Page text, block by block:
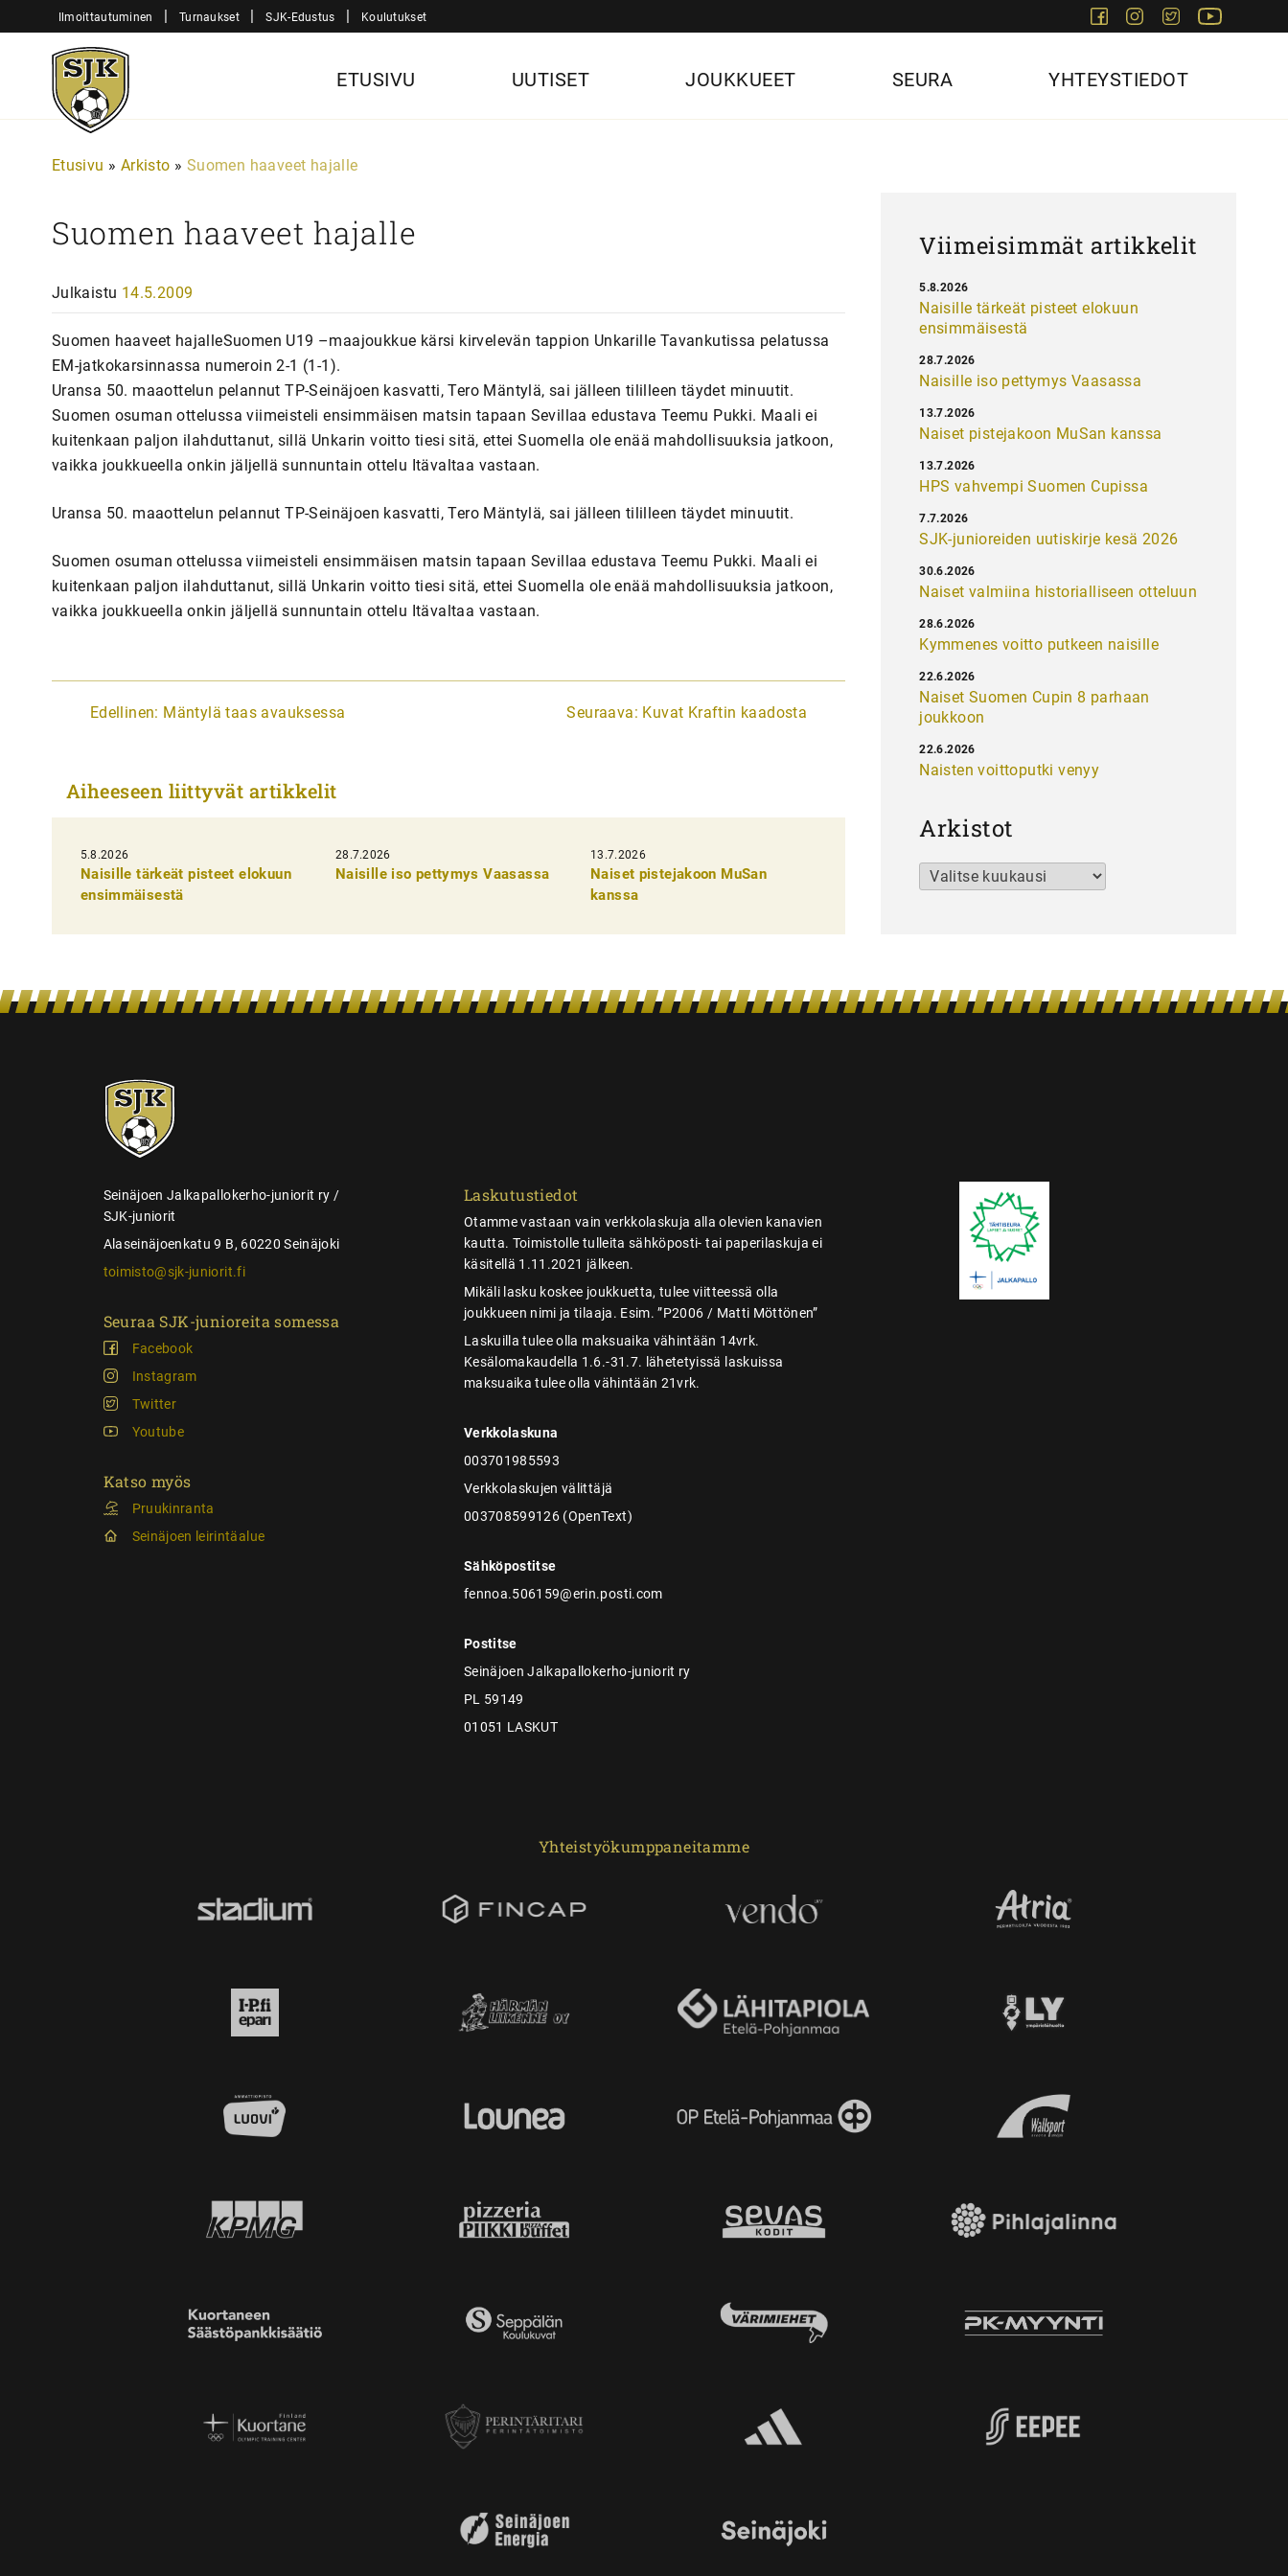
sisältöön
Ilmoittautuminen | Turnaukset | SJK-Edustus | Koulutukset FacebookInstagram
Twitter
Sjk-
Juniorit
ETUSIVU UUTISET JOUKKUEET SEURA YHTEYSTIEDOT
Etusivu » Arkisto » Suomen haaveet hajalle
Suomen haaveet hajalle
Julkaistu 14.5.2009
Suomen haaveet hajalleSuomen U19 –maajoukkue kärsi kirvelevän tappion Unkarille Tavankutissa pelatussa
EM-jatkokarsinnassa numeroin 2-1 (1-1).
Uransa 50. maaottelun pelannut TP-Seinäjoen kasvatti, Tero Mäntylä, sai jälleen tililleen täydet minuutit.
Suomen osuman ottelussa viimeisteli ensimmäisen matsin tapaan Sevillaa edustava Teemu Pukki. Maali ei
kuitenkaan paljon ilahduttanut, sillä Unkarin voitto tiesi sitä, ettei Suomella ole enää mahdollisuuksia jatkoon,
vaikka joukkueella onkin jäljellä sunnuntain ottelu Itävaltaa vastaan.
Uransa 50. maaottelun pelannut TP-Seinäjoen kasvatti, Tero Mäntylä, sai jälleen tililleen täydet minuutit.
Suomen osuman ottelussa viimeisteli ensimmäisen matsin tapaan Sevillaa edustava Teemu Pukki. Maali ei
kuitenkaan paljon ilahduttanut, sillä Unkarin voitto tiesi sitä, ettei Suomella ole enää mahdollisuuksia jatkoon,
vaikka joukkueella onkin jäljellä sunnuntain ottelu Itävaltaa vastaan.
A
i
k
e
n
Edellinen: Mäntylä taas avauksessa Seuraava: Kuvat Kraftin kaadosta
Aiheeseen liittyvät artikkelit
5.8.2026
Naisille tärkeät pisteet elokuun
ensimmäisestä
28.7.2026
Naisille iso pettymys Vaasassa
13.7.2026
Naiset pistejakoon MuSan
kanssa
Viimeisimmät artikkelit
Naisille tärkeät pisteet elokuun
ensimmäisestä
5.8.2026
Naisille iso pettymys Vaasassa
28.7.2026
Naiset pistejakoon MuSan kanssa
13.7.2026
HPS vahvempi Suomen Cupissa
13.7.2026
SJK-junioreiden uutiskirje kesä 2026
7.7.2026
Naiset valmiina historialliseen otteluun
30.6.2026
Kymmenes voitto putkeen naisille
28.6.2026
Naiset Suomen Cupin 8 parhaan
joukkoon
22.6.2026
Naisten voittoputki venyy
22.6.2026
Arkistot
Arkistot
SJK-
juniorit
Seinäjoen Jalkapallokerho-juniorit ry /
SJK-juniorit
Alaseinäjoenkatu 9 B, 60220 Seinäjoki
toimisto@sjk-juniorit.fi
Seuraa SJK-junioreita somessa
Facebook
Instagram
Twitter
Youtube
Katso myös
Pruukinranta
Seinäjoen leirintäalue
Laskutustiedot
Otamme vastaan vain verkkolaskuja alla olevien kanavien
kautta. Toimistolle tulleita sähköposti- tai paperilaskuja ei
käsitellä 1.11.2021 jälkeen.
Mikäli lasku koskee joukkuetta, tulee viitteessä olla
joukkueen nimi ja tilaaja. Esim. ”P2006 / Matti Möttönen”
Laskuilla tulee olla maksuaika vähintään 14vrk.
Kesälomakaudella 1.6.-31.7. lähetetyissä laskuissa
maksuaika tulee olla vähintään 21vrk.
Verkkolaskuna
003701985593
Verkkolaskujen välittäjä
003708599126 (OpenText)
Sähköpostitse
fennoa.506159@erin.posti.com
Postitse
Seinäjoen Jalkapallokerho-juniorit ry
PL 59149
01051 LASKUT
Yhteistyökumppaneitamme